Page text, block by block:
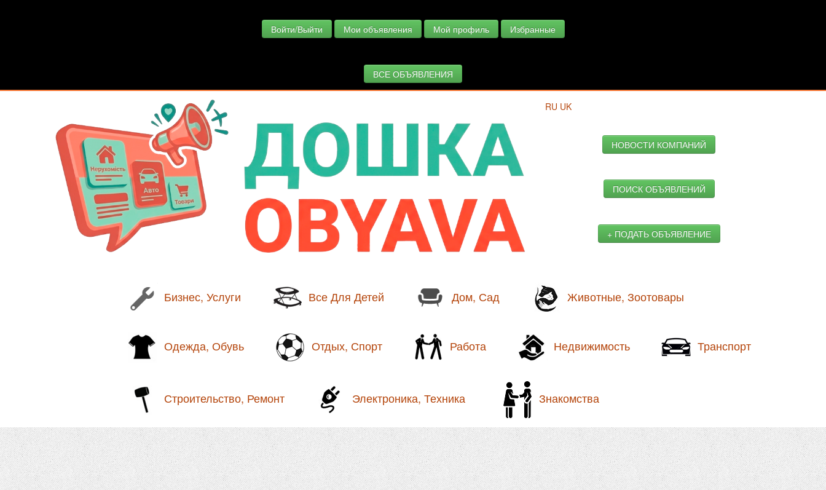
Войти/Выйти Мои объявления Мой профиль Избранные
ВСЕ ОБЪЯВЛЕНИЯ
RU UK
НОВОСТИ КОМПАНИЙ
ПОИСК ОБЪЯВЛЕНИЙ
+ ПОДАТЬ ОБЪЯВЛЕНИЕ
Бизнес, Услуги Все Для Детей Дом, Сад Животные, Зоотовары
Одежда, Обувь Отдых, Спорт Работа Недвижимость Транспорт
Строительство, Ремонт Электроника, Техника Знакомства